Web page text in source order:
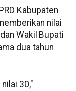
Kabupaten
nilai
Wakil Bupati
dua tahun
30,"